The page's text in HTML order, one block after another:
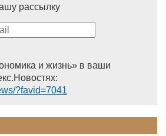
рассылку
и жизнь» в ваши
?favid=7041